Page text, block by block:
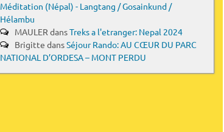
Méditation (Népal) - Langtang / Gosainkund /
Hélambu
MAULER dansTreks a l'etranger: Nepal 2024
Brigitte dansSéjour Rando: AU CŒUR DU PARC
NATIONAL D’ORDESA – MONT PERDU